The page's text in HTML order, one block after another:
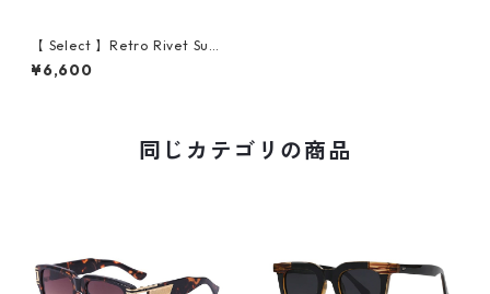
【 Select 】Retro Rivet Sun
glasses (Black/Orange）
¥6,600
同じカテゴリの商品